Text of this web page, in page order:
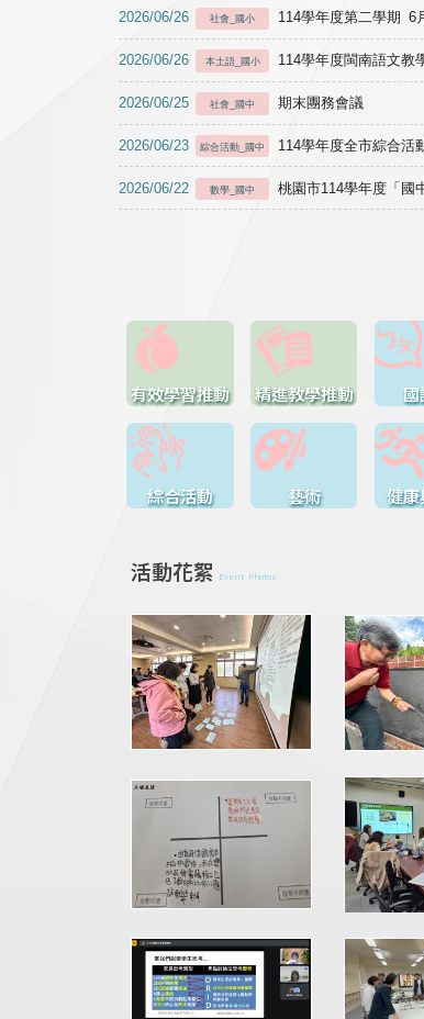
2026/06/26 社會_國小 114學年度第二學期 6
2026/06/26 本土語_國小 114學年度閩南語文教
2026/06/25 社會_國中 期末團務會議
2026/06/23 綜合活動_國中 114學年度全市綜合活
2026/06/22 數學_國中 桃園市114學年度「國
有效學習推動 精進教學推動
綜合活動 藝術 健
活動花絮 Event Photos